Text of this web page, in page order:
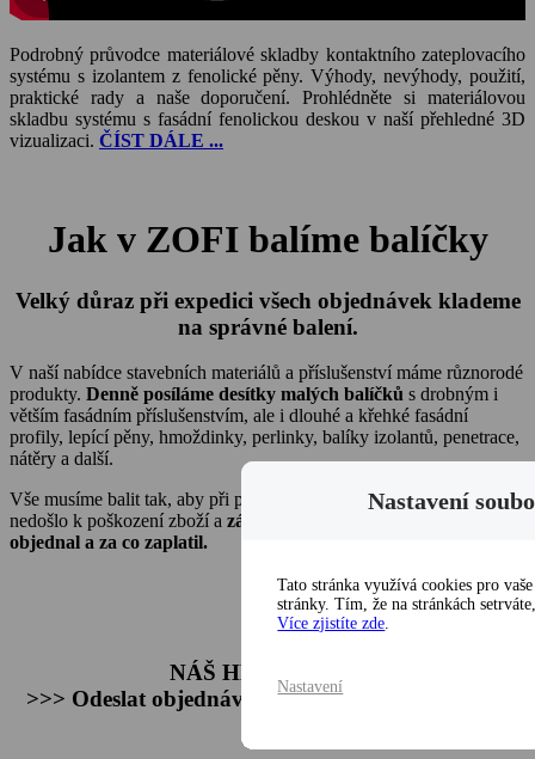
Podrobný průvodce materiálové skladby kontaktního zateplovacího
systému s izolantem z fenolické pěny. Výhody, nevýhody, použití,
praktické rady a naše doporučení. Prohlédněte si materiálovou
skladbu systému s fasádní fenolickou deskou v naší přehledné 3D
vizualizaci. ČÍST DÁLE ...
Jak v ZOFI balíme balíčky
Velký důraz při expedici všech objednávek klademe
na správné balení.
V naší nabídce stavebních materiálů a příslušenství máme různorodé
produkty. Denně posíláme desítky malých balíčků s drobným i
větším fasádním příslušenstvím, ale i dlouhé a křehké fasádní
profily, lepící pěny, hmoždinky, perlinky, balíky izolantů, penetrace,
nátěry a další.
Vše musíme balit tak, aby při přepravě externí přepravní společností
nedošlo k poškození zboží a zákazník dostal v pořádku to, co si
objednal a za co zaplatil.
NÁŠ HLAVNÍ CÍL:
>>> Odeslat objednávku rychle, bezpečně a levně
Nastavení
Tato stránka využívá cookies pro
stránky. Tím, že na stránkách
Více zjistíte zde
Nastavení